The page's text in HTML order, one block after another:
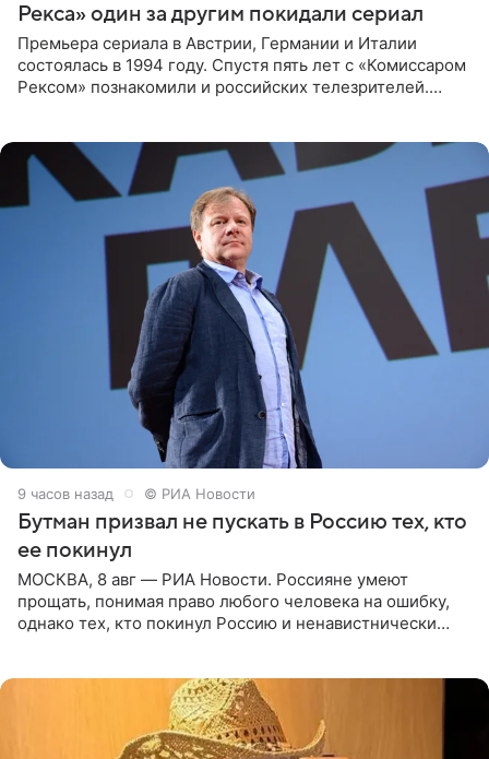
Рекса» один за другим покидали сериал
Премьера сериала в Австрии, Германии и Италии
состоялась в 1994 году. Спустя пять лет с «Комиссаром
Рексом» познакомили и российских телезрителей.
9 часов назад © РИА Новости
Бутман призвал не пускать в Россию тех, кто
ее покинул
МОСКВА, 8 авг — РИА Новости. Россияне умеют
прощать, понимая право любого человека на ошибку,
однако тех, кто покинул Россию и ненавистнически